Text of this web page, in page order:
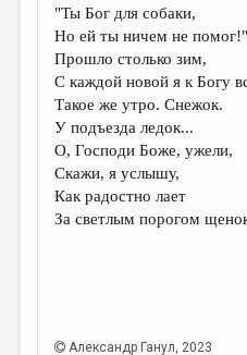
КОЛОНКА РЕДАКТОРА
РЕДКОЛЛЕГИЯ
ОТ РЕДАКЦИИ
МАЛАЯ ПРОЗА
ЭССЕИСТИКА
ЛИТЕРАТУРОВЕДЕНИЕ
"Ты Бог для собаки,
Но ей ты ничем не
Прошло столько зим,
С каждой новой я к Богу
Такое же утро. Снежок.
У подъезда ледок...
О, Господи Боже, ужели,
Скажи, я услышу,
Как радостно лает
За светлым порогом
Александр Ганул, 2023